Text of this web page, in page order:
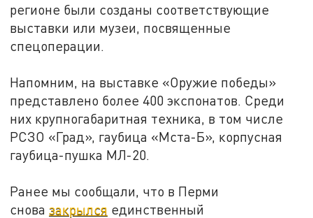
регионе были созданы соответствующие
выставки или музеи, посвященные
спецоперации.
Напомним, на выставке «Оружие победы»
представлено более 400 экспонатов. Среди
них крупногабаритная техника, в том числе
РСЗО «Град», гаубица «Мста-Б», корпусная
гаубица-пушка МЛ-20.
Ранее мы сообщали, что в Перми
сновазакрылся единственный